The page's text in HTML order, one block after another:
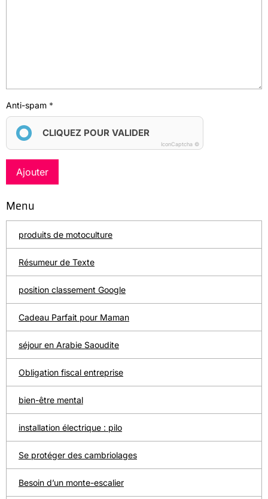
Anti-spam
CLIQUEZ POUR VALIDER
IconCaptcha ©
Ajouter
Menu
produits de motoculture
Résumeur de Texte
position classement Google
Cadeau Parfait pour Maman
séjour en Arabie Saoudite
Obligation fiscal entreprise
bien-être mental
installation électrique : pilo
Se protéger des cambriolages
Besoin d’un monte-escalier